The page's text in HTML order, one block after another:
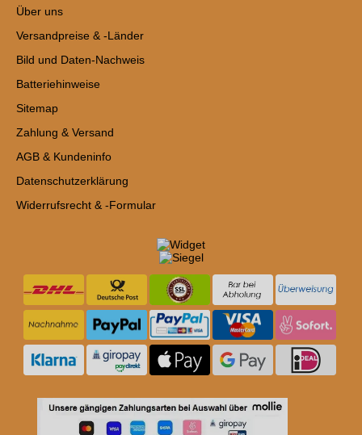
Über uns
Versandpreise & -Länder
Bild und Daten-Nachweis
Batteriehinweise
Sitemap
Zahlung & Versand
AGB & Kundeninfo
Datenschutzerklärung
Widerrufsrecht & -Formular